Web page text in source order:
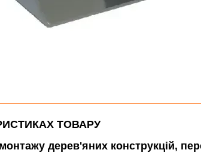
ТОВАРУ
дерев'яних конструкцій,